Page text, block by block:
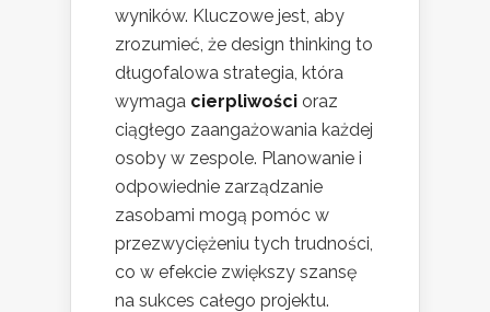
wyników. Kluczowe jest, aby
zrozumieć, że design thinking to
długofalowa strategia, która
wymaga cierpliwości oraz
ciągłego zaangażowania każdej
osoby w zespole. Planowanie i
odpowiednie zarządzanie
zasobami mogą pomóc w
przezwyciężeniu tych trudności,
co w efekcie zwiększy szansę
na sukces całego projektu.